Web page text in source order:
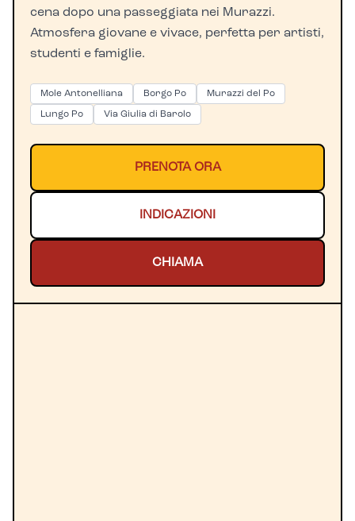
cena dopo una passeggiata nei Murazzi.
Atmosfera giovane e vivace, perfetta per artisti,
studenti e famiglie.
Mole Antonelliana Borgo Po Murazzi del Po
Lungo Po Via Giulia di Barolo
PRENOTA ORA
INDICAZIONI
CHIAMA